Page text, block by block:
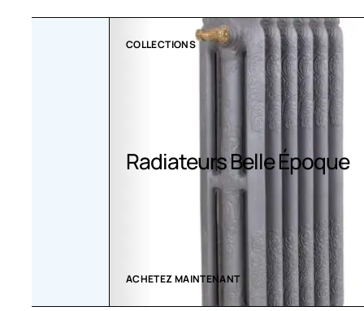
Radiateurs Belle Époque
ACHETEZ MAINTENANT